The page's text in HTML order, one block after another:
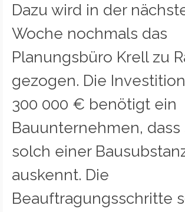
Dazu wird in der
Woche nochmals das
Planungsbüro Krell zu
gezogen. Die
300 000 € benötigt ein
Bauunternehmen,
solch einer
auskennt. Die
Beauftragungsschritte